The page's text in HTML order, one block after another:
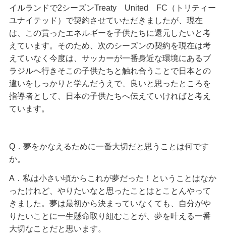
イルランドで2シーズンTreaty United FC（トリティー
ユナイテッド）で契約させていただきましたが、現在
は、この貰ったエネルギーを子供たちに還元したいと考
えています。そのため、次のシーズンの契約を現在は考
えていなく今度は、サッカーが一番身近な環境にあるブ
ラジルへ行きそこの子供たちと触れ合うことで日本との
違いをしっかりと学んだうえで、良いと思ったところを
指導者として、日本の子供たちへ伝えていければと考え
ています。
Q．夢をかなえるために一番大切だと思うことは何です
か。
A．私は小さい頃からこれが夢だった！ということはなか
ったけれど、やりたいなと思ったことはとことんやって
きました。夢は最初から決まっていなくても、自分がや
りたいことに一生懸命取り組むことが、夢を叶える一番
大切なことだと思います。